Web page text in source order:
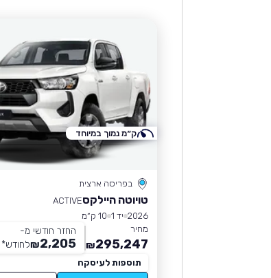
בפריסה ארצית
טויוטה היילקסACTIVE
2026 יד 1
10 ק״מ
מחיר
295,247
₪
החזר חודשי מ-
2,205
₪לחודש*
תוספות לעיסקה
ק״מ נמוך במיוחד